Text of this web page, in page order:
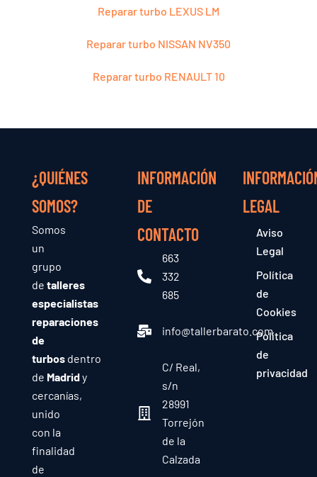
Reparar turbo LEXUS LM
Reparar turbo NISSAN NV350
Reparar turbo RENAULT 10
¿QUIÉNES
SOMOS?
Somos
un
grupo
de talleres
especialistas
reparaciones
de
turbosdentro
de Madridy
cercanías,
unido
con la
finalidad
de
INFORMACIÓN
DE
CONTACTO
663
332
685
info@tallerbarato.com
C/ Real,
s/n
28991
Torrejón
de la
Calzada
LEGAL
Aviso
Legal
Política
de
Cookies
Política
de
privacidad